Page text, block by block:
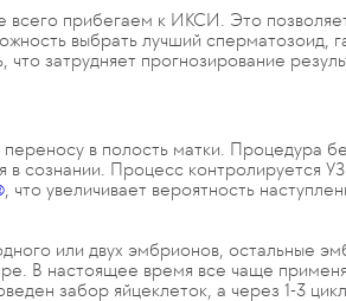
прибегаем к ИКСИ. Это
выбрать лучший сперматозоид,
затрудняет прогнозирование
в полость матки. Процедура
в сознании. Процесс контролируется
, что увеличивает вероятность
или двух эмбрионов, остальные
В настоящее время все чаще
забор яйцеклеток, а через 1-3